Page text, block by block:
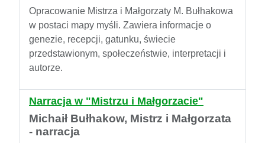
Opracowanie Mistrza i Małgorzaty M. Bułhakowa
w postaci mapy myśli. Zawiera informacje o
genezie, recepcji, gatunku, świecie
przedstawionym, społeczeństwie, interpretacji i
autorze.
Narracja w "Mistrzu i Małgorzacie"
Michaił Bułhakow, Mistrz i Małgorzata
- narracja